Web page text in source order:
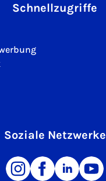
Schnellzugriffe
Soziale Netzwerke